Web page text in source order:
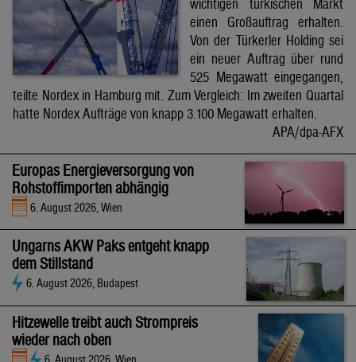
wichtigen türkischen Markt
einen Großauftrag erhalten.
Von der Türkerler Holding sei
ein neuer Auftrag über rund
525 Megawatt eingegangen,
teilte Nordex in Hamburg mit. Zum Vergleich: Im zweiten Quartal
hatte Nordex Aufträge von knapp 3.100 Megawatt erhalten.
APA/dpa-AFX
Europas Energieversorgung von
Rohstoffimporten abhängig
6. August 2026, Wien
Ungarns AKW Paks entgeht knapp
dem Stillstand
6. August 2026, Budapest
Hitzewelle treibt auch Strompreis
wieder nach oben